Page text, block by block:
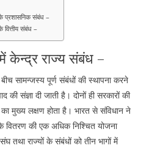
प्रशासनिक संबंध –
संबंध –
केन्द्र राज्य संबंध –
सामन्जस्य पूर्ण संबंधों की स्थापना करने
की संज्ञा दी जाती है। दोनों ही सरकारों की
का मुख्य लक्षण होता है। भारत से संविधान ने
वितरण की एक अधिक निश्चित योजना
तथा राज्यों के संबंधों को तीन भागों में